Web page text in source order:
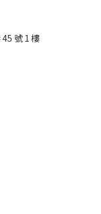
號 1 樓